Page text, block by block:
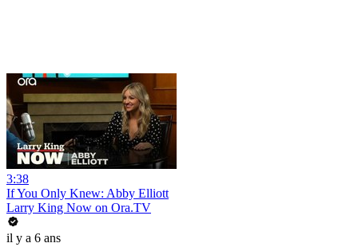
3:38
If You Only Knew: Abby Elliott
Larry King Now on Ora.TV
il y a 6 ans